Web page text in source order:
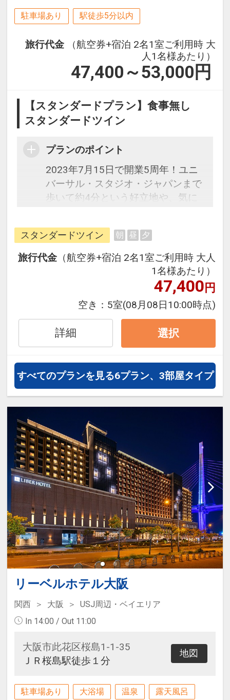
駐車場あり 駅徒歩5分以内
旅行代金
（航空券+宿泊 2名1室ご利用時 大
人1名様あたり）
47,400～53,000 円
【スタンダードプラン】食事無し
スタンダードツイン
プランのポイント
2023年7月15日で開業5周年！ユニ
バーサル・スタジオ・ジャパンまで
歩いて約4分という好立地や、気に
テル内ロビーで確認できるなど、オ
フィシャルホテルならではのメリッ
トが満載です。パークとコラボレー
ションしたロビー装飾や、素足で過
ごせる多彩なコンセプトルーム、全
室バス・トイレセパレートの客室で
快適に過ごせます。＜食事なし＞プ
ラン
スタンダードツイン 朝 昼 夕
旅行代金 （航空券+宿泊 2名1室ご利用時 大人
1名様あたり）
47,400円
空き： 5室(08月08日10:00時点)
詳細 選択
すべてのプランを見る6プラン、3部屋タイプ
リーベルホテル大阪
関西 大阪
USJ周辺・ベイエリア
In 14:00 / Out 11:00
大阪市此花区桜島1-1-35
ＪＲ桜島駅徒歩１分
地図
駐車場あり 大浴場 温泉 露天風呂